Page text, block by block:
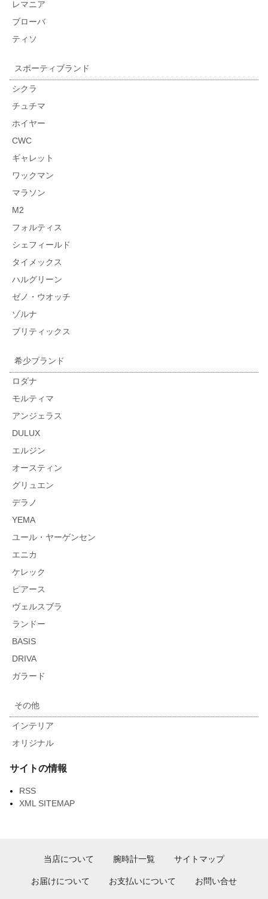
レマニア
ブローバ
ティソ
スポーティブランド
シクラ
チュチマ
ホイヤー
CWC
ギャレット
ワックマン
マラソン
M2
フォルティス
シェフィールド
タイメックス
ハルグリーン
ゼノ・ウオッチ
ゾルナ
ブリティックス
希少ブランド
ロダナ
モルティマ
アンジェラス
DULUX
エルジン
オースティン
グリュエン
デラノ
YEMA
ユール・ヤーゲンセン
エニカ
ケレック
ピアース
ヴェルスブラ
ランドー
BASIS
DRIVA
ガラード
その他
インテリア
オリジナル
サイトの情報
RSS
XML SITEMAP
当店について 腕時計一覧 サイトマップ
お届けについて お支払いについて お問い合せ